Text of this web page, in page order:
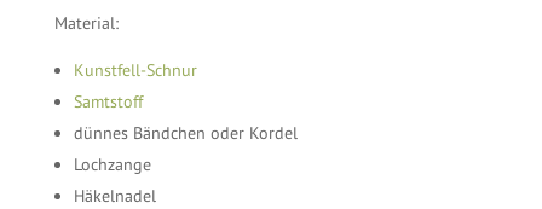
Material:
Kunstfell-Schnur
Samtstoff
dünnes Bändchen oder Kordel
Lochzange
Häkelnadel